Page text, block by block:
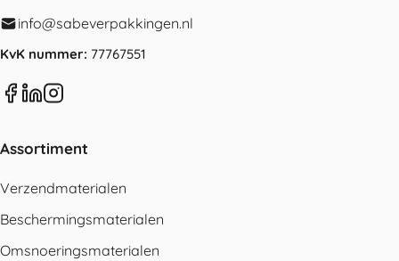
info@sabeverpakkingen.nl
KvK nummer: 77767551
Assortiment
Verzendmaterialen
Beschermingsmaterialen
Omsnoeringsmaterialen